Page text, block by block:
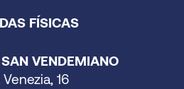
FÍSICAS
VENDEMIANO
16